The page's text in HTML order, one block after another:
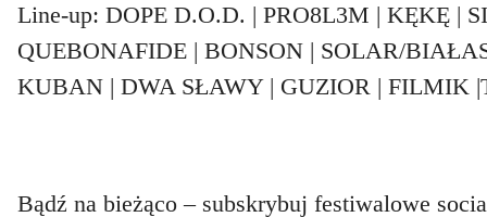
Line-up: DOPE D.O.D. | PRO8L3M | KĘKĘ |
QUEBONAFIDE | BONSON | SOLAR/
KUBAN | DWA SŁAWY | GUZIOR | FILMIK
Bądź na bieżąco – subskrybuj festiwalowe